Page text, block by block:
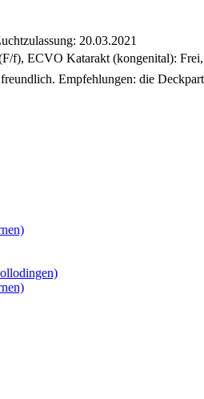
20.03.2021
ECVO Katarakt (kongenital):
Empfehlungen: die